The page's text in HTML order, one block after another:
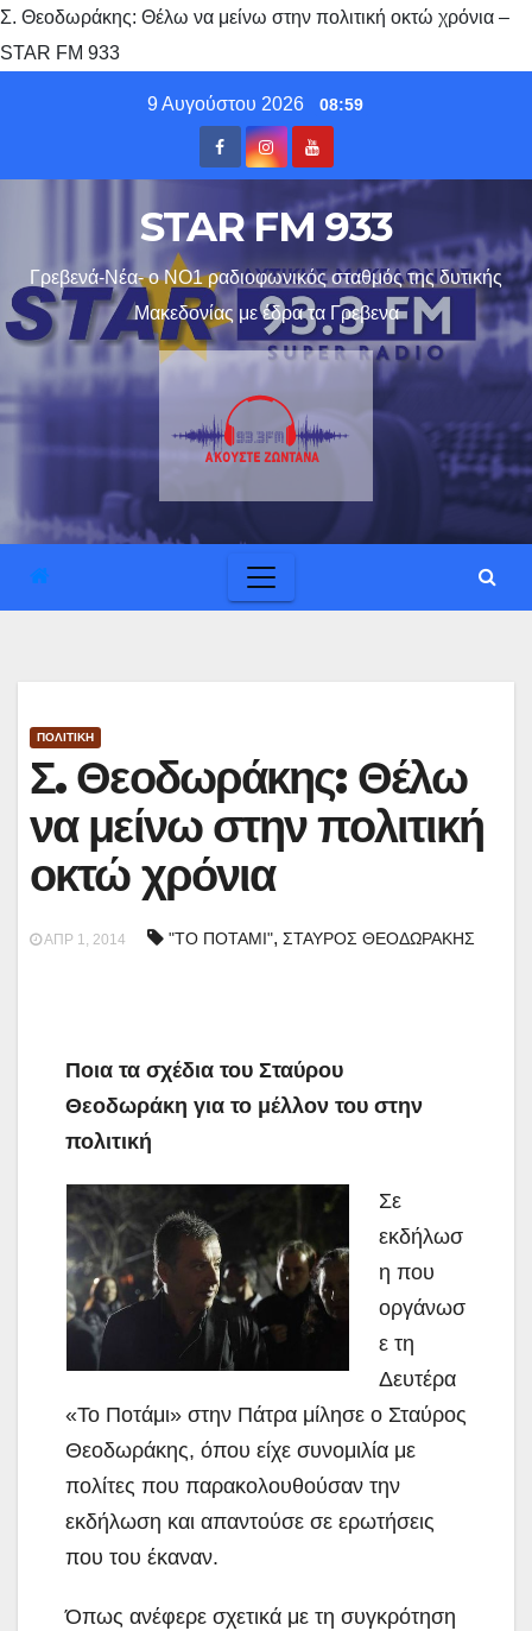
Σ. Θεοδωράκης: Θέλω να μείνω στην πολιτική οκτώ χρόνια –
STAR FM 933
9 Αυγούστου 2026 08:59
STAR FM 933
Γρεβενά-Νέα- ο ΝΟ1 ραδιοφωνικός σταθμός της δυτικής
Μακεδονίας με έδρα τα Γρεβενα
ΠΟΛΙΤΙΚΗ
Σ. Θεοδωράκης: Θέλω
να μείνω στην πολιτική
οκτώ χρόνια
ΑΠΡ 1, 2014 "ΤΟ ΠΟΤΑΜΙ", ΣΤΑΥΡΟΣ ΘΕΟΔΩΡΑΚΗΣ
Ποια τα σχέδια του Σταύρου
Θεοδωράκη για το μέλλον του στην
πολιτική
Σε
εκδήλωσ
η που
οργάνωσ
ε τη
Δευτέρα
«Το Ποτάμι» στην Πάτρα μίλησε ο Σταύρος
Θεοδωράκης, όπου είχε συνομιλία με
πολίτες που παρακολουθούσαν την
εκδήλωση και απαντούσε σε ερωτήσεις
που του έκαναν.
Όπως ανέφερε σχετικά με τη συγκρότηση